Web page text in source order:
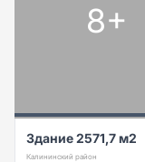
8+
Здание 2571,7 м2
Калининский район